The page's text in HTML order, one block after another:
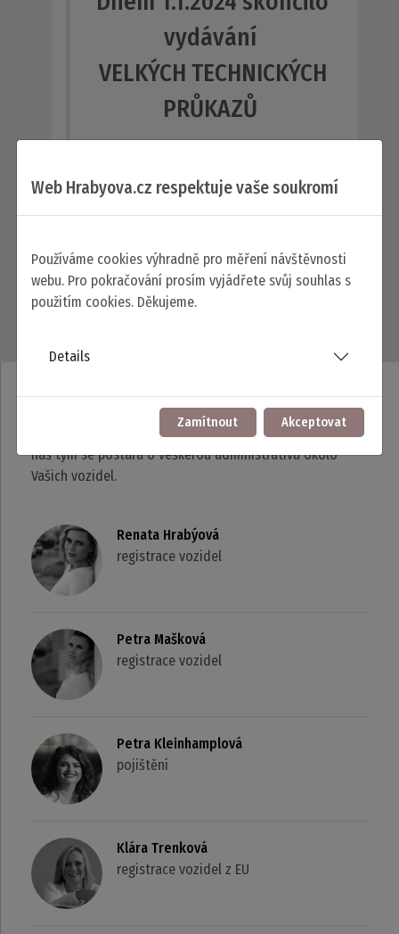
vydávání
VELKÝCH TECHNICKÝCH
PRŮKAZŮ
Místo stávajících dvou dokladů, bude
vydáván pouze jeden jediný doklad:
Náš tým
náš tým se postará o veškerou administrativu okolo
Vašich vozidel.
Renata Hrabýová
registrace vozidel
Petra Mašková
registrace vozidel
Petra Kleinhamplová
pojištění
Klára Trenková
registrace vozidel z EU
Web Hrabyova.cz respektuje vaše soukromí
Používáme cookies výhradně pro měření návštěvnosti
webu. Pro pokračování prosím vyjádřete svůj souhlas s
použitím cookies. Děkujeme.
Details
Zamítnout Akceptovat